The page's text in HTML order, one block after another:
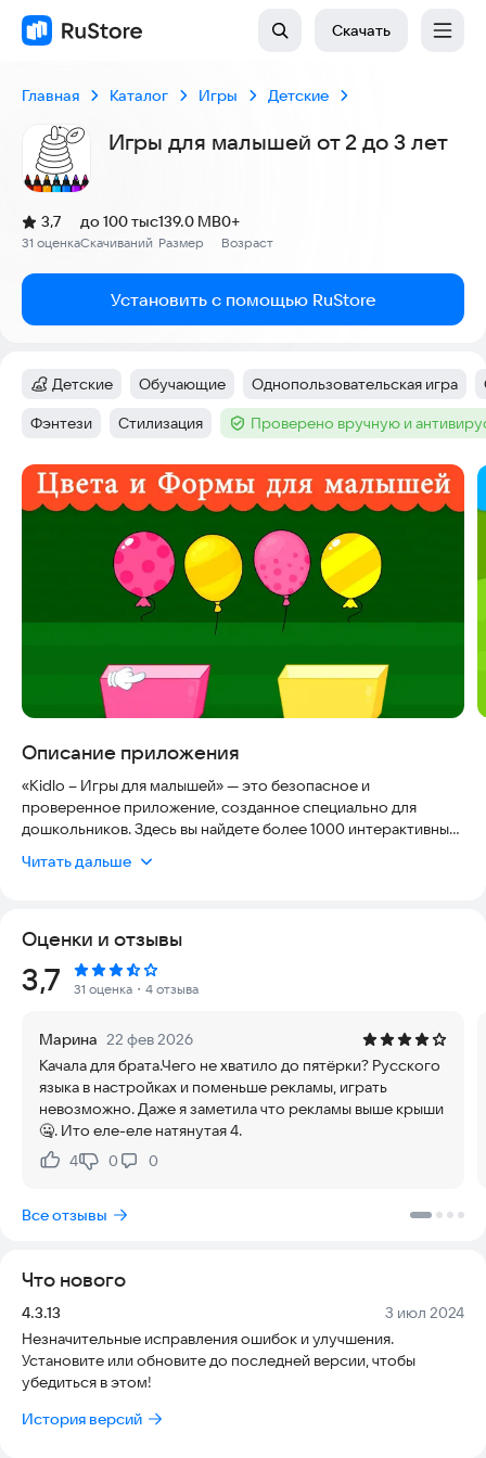
Скачать
Главная Каталог Игры Детские
Игры для малышей от 2 до 3 лет
Рейтинг:
3,7
(
31 оценка
)
Скачиваний
до 100 тыс
Размер
139.0 MB
Возраст
0+
Установить с помощью RuStore
Категория:
Детские Тег:
Обучающие Тег:
Однопользовательская игра
Тег:
Фэнтези Тег:
Стилизация Тег :Проверено вручную и
Скриншоты
Описание приложения
«Kidlo – Игры для малышей» — это безопасное и
проверенное приложение, созданное специально для
дошкольников. Здесь вы найдете более 1000 интерактивных
приключение. Приложение полностью соответствует
сайты, а все материалы адаптированы под возраст детей от 1
до 5 лет. Вы можете быть уверены в качестве контента и
удобстве использования, так как игра работает стабильно
даже без интернета.
Начните раннее развитие вашего ребенка с захватывающими
заданиями. В приложении представлены пазлы, раскраски,
игры с лопаньем пузырьков, соединением точек и
предметов, а также задания на группировку и обводку. Эти
активности комплексно развивают когнитивные
способности, улучшают координацию «рука-глаз»,
повышают концентрацию внимания и стимулируют
новые навыки.
Наблюдайте, как ребенок играет и учится одновременно.
Красочная графика и забавная анимация с милыми
желанным для детей.
Features of Kidlo Toddler Games are: (not to be translated)
Читать дальше
Оценки и отзывы
Рейтинг:
3,7 31 оценка ・4 отзыва
Марина 22 фев 2026
Качала для брата.Чего не хватило до пятёрки? Русского
языка в настройках и поменьше рекламы, играть
невозможно. Даже я заметила что рекламы выше крыши
🤐. Ито еле-еле натянутая 4.
Нравится:
4Не нравится:
0 0
Все отзывы
Что нового
Версия:
4.3.13 Дата:
3 июл 2024
Незначительные исправления ошибок и улучшения.
Установите или обновите до последней версии, чтобы
убедиться в этом!
История версий